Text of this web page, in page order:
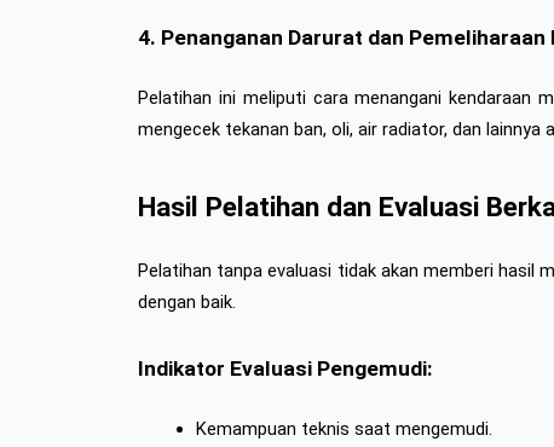
4. Penanganan Darurat dan Pemeliharaan
Pelatihan ini meliputi cara menangani kendaraan
mengecek tekanan ban, oli, air radiator, dan lainnya
Hasil Pelatihan dan Evaluasi
Pelatihan tanpa evaluasi tidak akan memberi hasil
dengan baik.
Indikator Evaluasi Pengemudi:
Kemampuan teknis saat mengemudi.